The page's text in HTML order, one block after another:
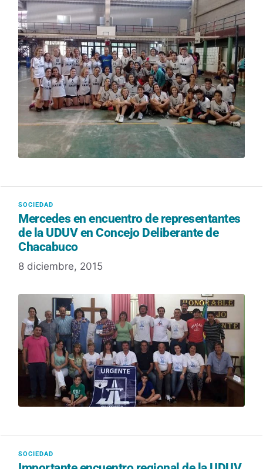
Mercedes en encuentro de representantes
de la UDUV en Concejo Deliberante de
Chacabuco
8 diciembre, 2015